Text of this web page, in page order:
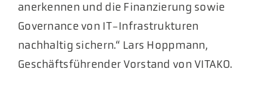
anerkennen und die Finanzierung sowie
Governance von IT-Infrastrukturen
nachhaltig sichern.“ Lars Hoppmann,
Geschäftsführender Vorstand von VITAKO.